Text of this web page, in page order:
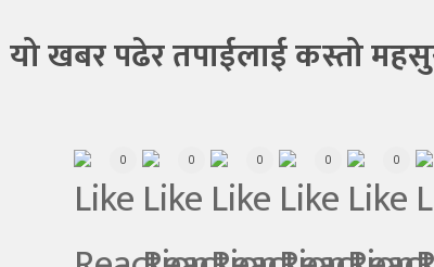
यो खबर पढेर तपाईलाई कस्तो
0 0 0 0 0